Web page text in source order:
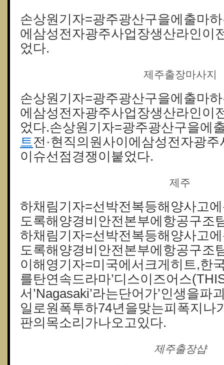
손상원기자=광주광산구을에출마
에삼성전자광주사업장생산라인이
었다.
제주출장마사지
손상원기자=광주광산구을에출마
에삼성전자광주사업장생산라인이
었다.손상원기자=광주광산구을에
트전·현직의원사이에삼성전자광
이슈선점경쟁이붙었다.
제주
하채림기자=선박전복등해양사고
도록해양경비안전본부에항공구조
하채림기자=선박전복등해양사고
도록해양경비안전본부에항공구조
이해영기자=미국에서크게히트,한
를탄연속드라마’디스이즈어스
서’Nagasaki’라는단어가’인생을파
일로원폭투하74년을맞는피폭지나
판의목소리가나오고있다.
제주 출장샵